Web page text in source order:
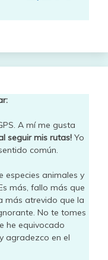
A mí me gusta
seguir mis rutas! Yo
común.
especies animales y
más, fallo más que
más atrevido que la
No te tomes
he equivocado
agradezco en el